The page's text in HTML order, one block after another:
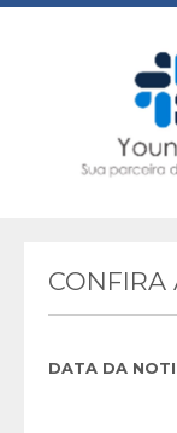
CONFIRA
DATA DA